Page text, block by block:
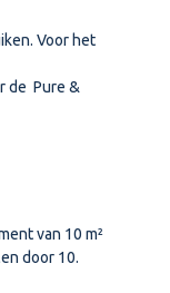
Voor het
de Pure &
van 10 m²
door 10.